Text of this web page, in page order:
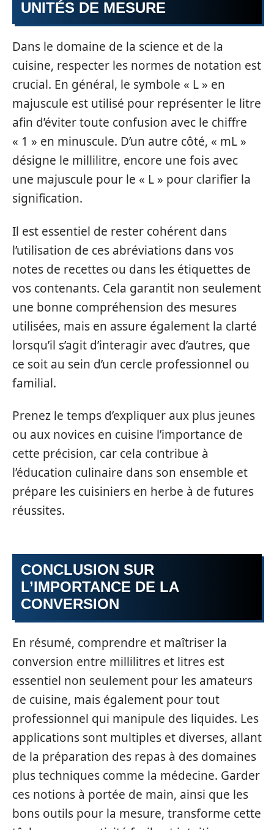
UNITÉS DE MESURE
Dans le domaine de la science et de la
cuisine, respecter les normes de notation est
crucial. En général, le symbole « L » en
majuscule est utilisé pour représenter le litre
afin d’éviter toute confusion avec le chiffre
« 1 » en minuscule. D’un autre côté, « mL »
désigne le millilitre, encore une fois avec
une majuscule pour le « L » pour clarifier la
signification.
Il est essentiel de rester cohérent dans
l’utilisation de ces abréviations dans vos
notes de recettes ou dans les étiquettes de
vos contenants. Cela garantit non seulement
une bonne compréhension des mesures
utilisées, mais en assure également la clarté
lorsqu’il s’agit d’interagir avec d’autres, que
ce soit au sein d’un cercle professionnel ou
familial.
Prenez le temps d’expliquer aux plus jeunes
ou aux novices en cuisine l’importance de
cette précision, car cela contribue à
l’éducation culinaire dans son ensemble et
prépare les cuisiniers en herbe à de futures
réussites.
CONCLUSION SUR
L’IMPORTANCE DE LA
CONVERSION
En résumé, comprendre et maîtriser la
conversion entre millilitres et litres est
essentiel non seulement pour les amateurs
de cuisine, mais également pour tout
professionnel qui manipule des liquides. Les
applications sont multiples et diverses, allant
de la préparation des repas à des domaines
plus techniques comme la médecine. Garder
ces notions à portée de main, ainsi que les
bons outils pour la mesure, transforme cette